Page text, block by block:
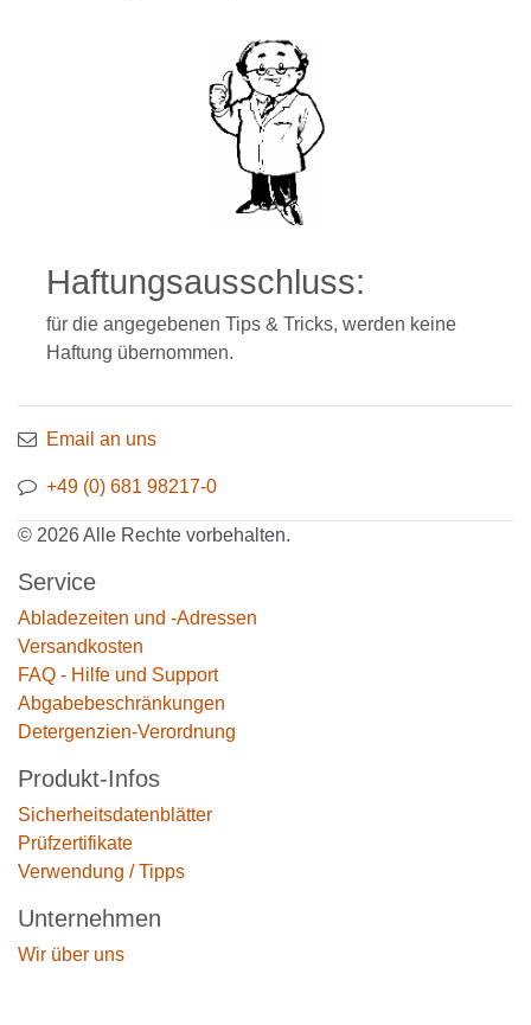
Haftungsausschluss:
für die angegebenen Tips & Tricks, werden keine
Haftung übernommen.
Email an uns
+49 (0) 681 98217-0
© 2026 Alle Rechte vorbehalten.
Service
Abladezeiten und -Adressen
Versandkosten
FAQ - Hilfe und Support
Abgabebeschränkungen
Detergenzien-Verordnung
Produkt-Infos
Sicherheitsdatenblätter
Prüfzertifikate
Verwendung / Tipps
Unternehmen
Wir über uns